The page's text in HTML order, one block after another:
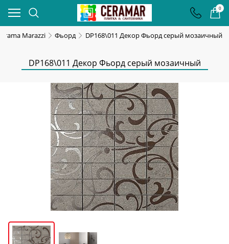
0
Marazzi Фьорд DP168\011 Декор Фьорд серый мозаичный
DP168\011 Декор Фьорд серый мозаичный